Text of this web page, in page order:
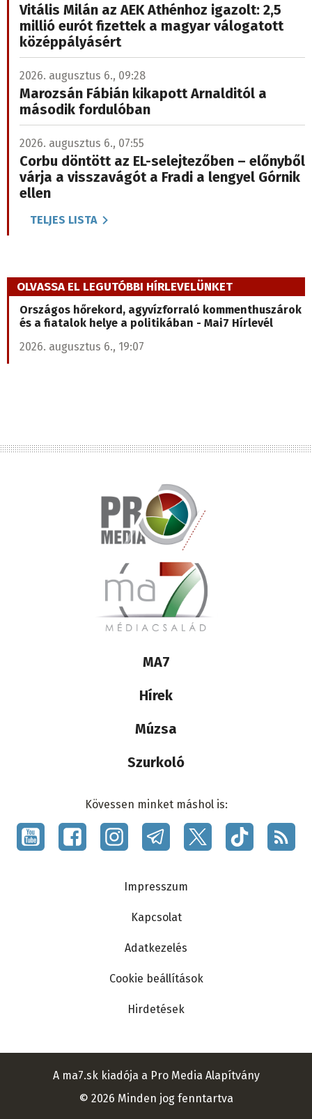
Vitális Milán az AEK Athénhoz igazolt: 2,5
millió eurót fizettek a magyar válogatott
középpályásért
2026. augusztus 6., 09:28
Marozsán Fábián kikapott Arnalditól a
második fordulóban
2026. augusztus 6., 07:55
Corbu döntött az EL-selejtezőben – előnyből
várja a visszavágót a Fradi a lengyel Górnik
ellen
TELJES LISTA
OLVASSA EL LEGUTÓBBI HÍRLEVELÜNKET
Országos hőrekord, agyvízforraló kommenthuszárok
és a fiatalok helye a politikában - Mai7 Hírlevél
2026. augusztus 6., 19:07
Lábléc
médiacsalád
MA7
Hírek
Múzsa
Szurkoló
Social
menu
Kövessen minket máshol is:
Impresszum
Kapcsolat
Adatkezelés
Cookie beállítások
Hirdetések
A ma7.sk kiadója a Pro Media Alapítvány
© 2026 Minden jog fenntartva